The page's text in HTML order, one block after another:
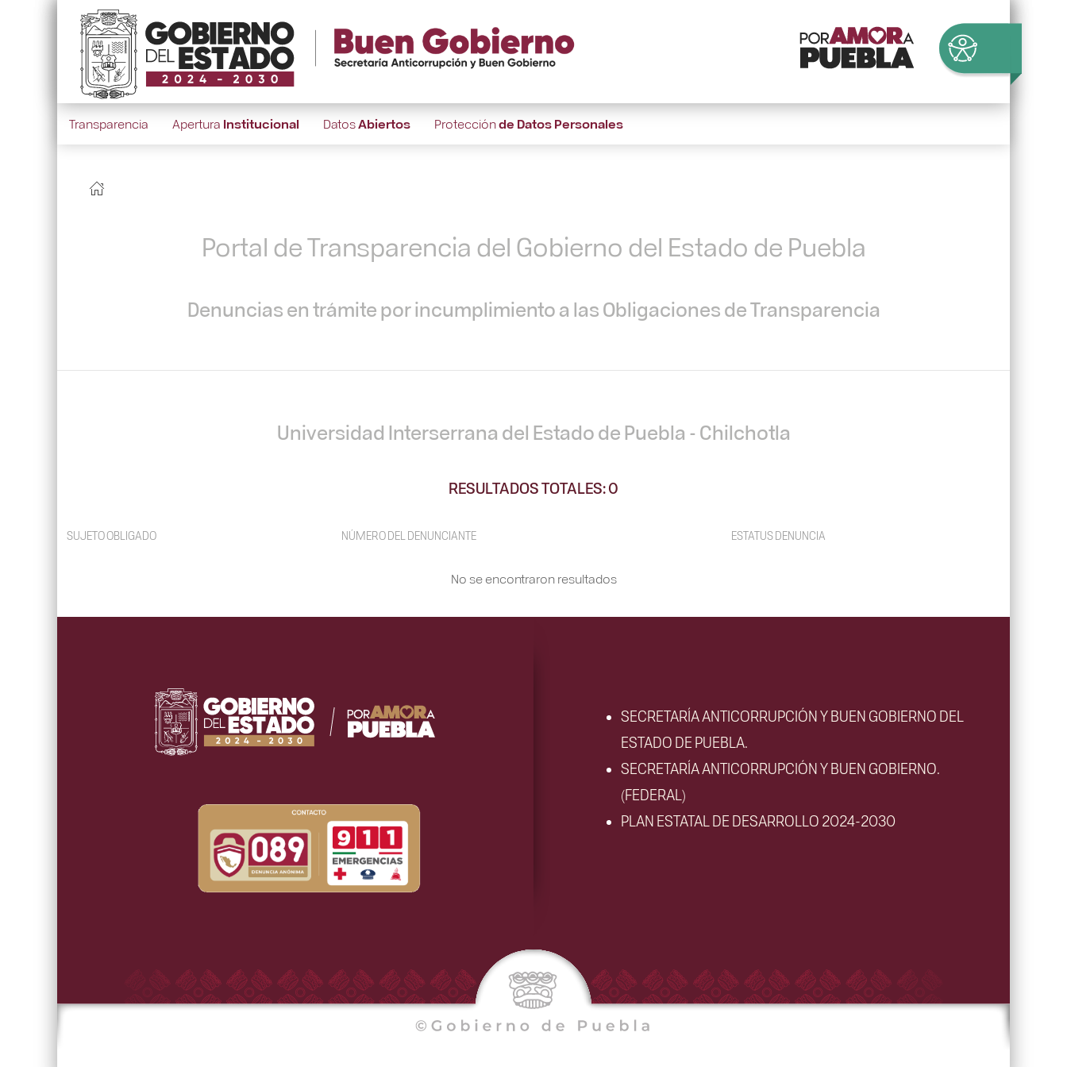
Transparencia Apertura Institucional DatosAbiertos Protecciónde Datos Personales
Portal de Transparencia del Gobierno del Estado de Puebla
Denuncias en trámite por incumplimiento a las Obligaciones de Transparencia
Universidad Interserrana del Estado de Puebla - Chilchotla
RESULTADOS TOTALES: 0
SUJETO OBLIGADO NÚMERO DEL DENUNCIANTE ESTATUS DENUNCIA
No se encontraron resultados
SECRETARÍA ANTICORRUPCIÓN Y BUEN GOBIERNO DEL
ESTADO DE PUEBLA.
SECRETARÍA ANTICORRUPCIÓN Y BUEN GOBIERNO.
(FEDERAL)
PLAN ESTATAL DE DESARROLLO 2024-2030